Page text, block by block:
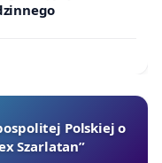
Polskiej o
Szarlatan”